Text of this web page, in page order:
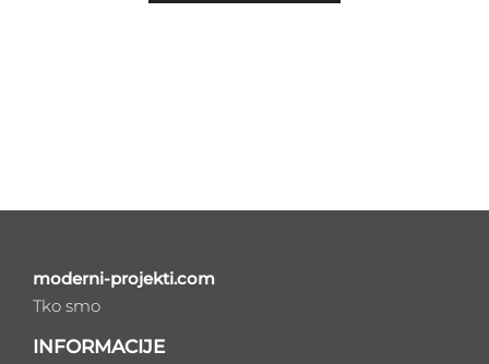
moderni-projekti.com
Tko smo
INFORMACIJE